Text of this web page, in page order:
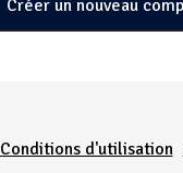
Conditions d'utilisation